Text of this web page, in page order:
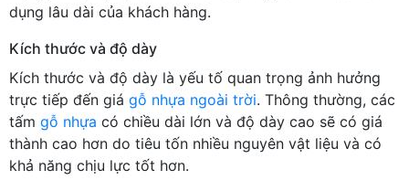
dụng lâu dài của khách hàng.
Kích thước và độ dày
Kích thước và độ dày là yếu tố quan trọng ảnh hưởng
trực tiếp đến giá gỗ nhựa ngoài trời. Thông thường, các
tấm gỗ nhựa có chiều dài lớn và độ dày cao sẽ có giá
thành cao hơn do tiêu tốn nhiều nguyên vật liệu và có
khả năng chịu lực tốt hơn.